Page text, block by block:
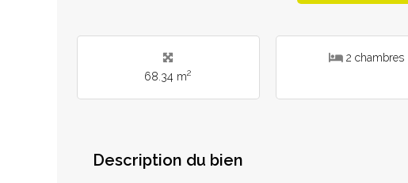
68.34 m2
2 chambres
Description du bien